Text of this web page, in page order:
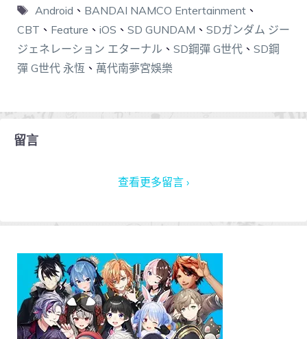
Android 、 BANDAI NAMCO Entertainment、
CBT 、 Feature 、 iOS 、 SD GUNDAM 、 SDガンダム ジー
ジェネレーション エターナル 、 SD鋼彈 G世代 、 SD鋼
彈 G世代 永恆 、 萬代南夢宮娛樂
留言
查看更多留言 ›